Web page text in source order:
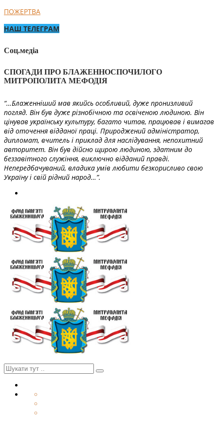
ПОЖЕРТВА
НАШ ТЕЛЕГРАМ
Соц.медіа
СПОГАДИ ПРО БЛАЖЕННОСПОЧИЛОГО
МИТРОПОЛИТА МЕФОДІЯ
“…Блаженніший мав якийсь особливий, дуже пронизливий
погляд. Він був дуже різнобічною та освіченою людиною. Він
цінував українську культуру, багато читав, працював і вимагав
від оточення відданої праці. Природжений адміністратор,
дипломат, вчитель і приклад для наслідування, непохитний
авторитет. Він був дійсно щирою людиною, здатним до
беззавітного служіння, виключно відданий правді.
Непередбачуваний, владика умів любити безкорисливо свою
Україну і свій рідний народ…”.